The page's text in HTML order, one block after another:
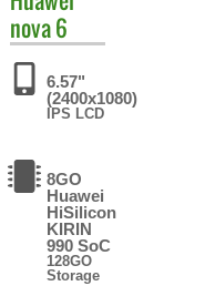
nova 6
6.57"
(2400x1080)
IPS LCD
8GO
Huawei
HiSilicon
KIRIN
990 SoC
128GO
Storage